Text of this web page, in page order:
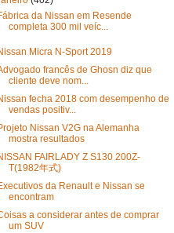
da Nissan em Resende
completa 300 mil veíc...
Micra N-Sport 2019
francês de Ghosn diz que
cliente deve nom...
fecha 2018 com desempenho de
vendas positiv...
Nissan V2G na Alemanha
mostra resultados
FAIRLADY Z S130 200Z-
T(1982年式)
da Renault e Nissan se
encontram
a considerar antes de comprar
um SUV